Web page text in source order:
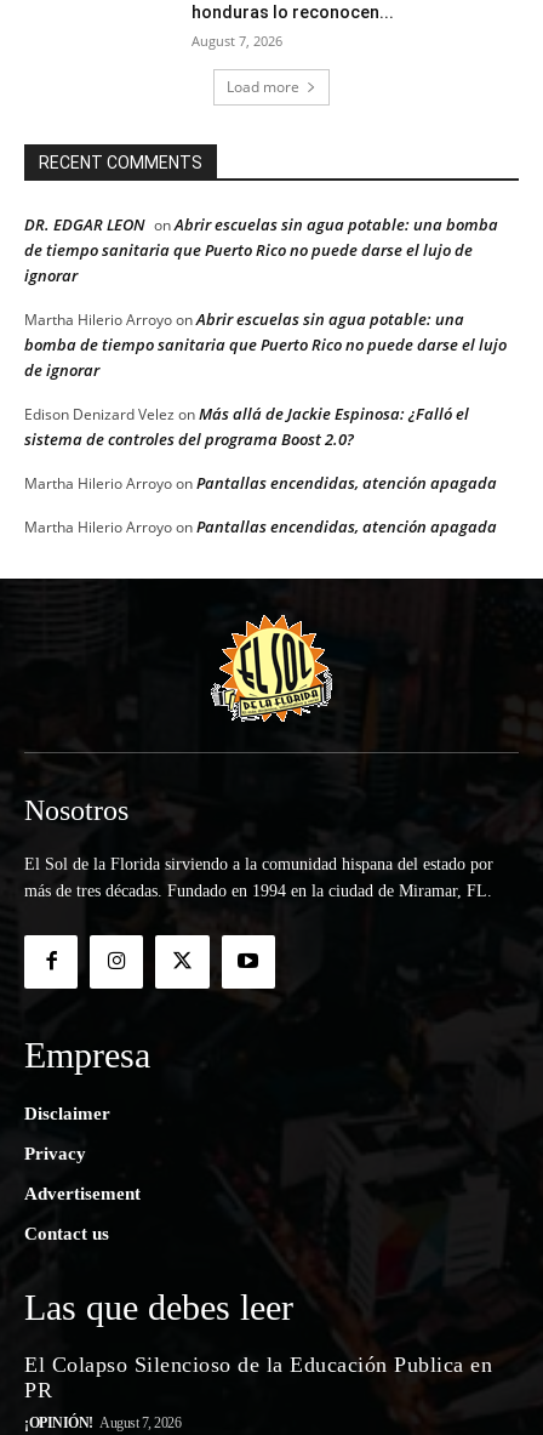
honduras lo reconocen...
August 7, 2026
Load more
RECENT COMMENTS
DR. EDGAR LEON onAbrir escuelas sin agua potable: una bomba
de tiempo sanitaria que Puerto Rico no puede darse el lujo de
ignorar
Martha Hilerio ArroyoonAbrir escuelas sin agua potable: una
bomba de tiempo sanitaria que Puerto Rico no puede darse el lujo
de ignorar
Edison Denizard Velez onMás allá de Jackie Espinosa: ¿Falló el
sistema de controles del programa Boost 2.0?
Martha Hilerio ArroyoonPantallas encendidas, atención apagada
Martha Hilerio ArroyoonPantallas encendidas, atención apagada
Nosotros
El Sol de la Florida sirviendo a la comunidad hispana del estado por
más de tres décadas. Fundado en 1994 en la ciudad de Miramar, FL.
Empresa
Disclaimer
Privacy
Advertisement
Contact us
Las que debes leer
El Colapso Silencioso de la Educación Publica en
PR
¡OPINIÓN! August 7, 2026